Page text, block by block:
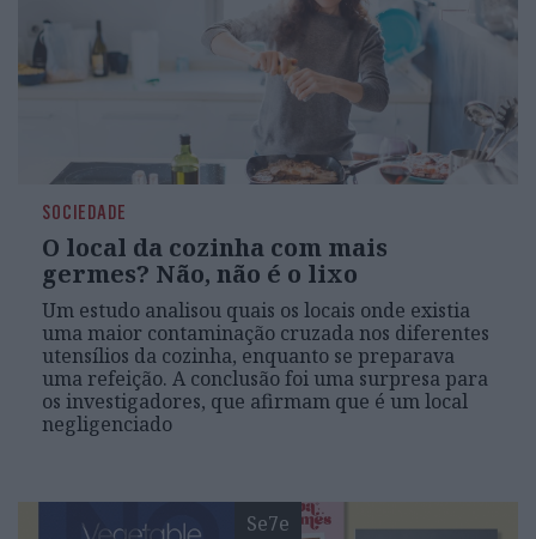
SOCIEDADE
O local da cozinha com mais
germes? Não, não é o lixo
Um estudo analisou quais os locais onde existia
uma maior contaminação cruzada nos diferentes
utensílios da cozinha, enquanto se preparava
uma refeição. A conclusão foi uma surpresa para
os investigadores, que afirmam que é um local
negligenciado
Se7e